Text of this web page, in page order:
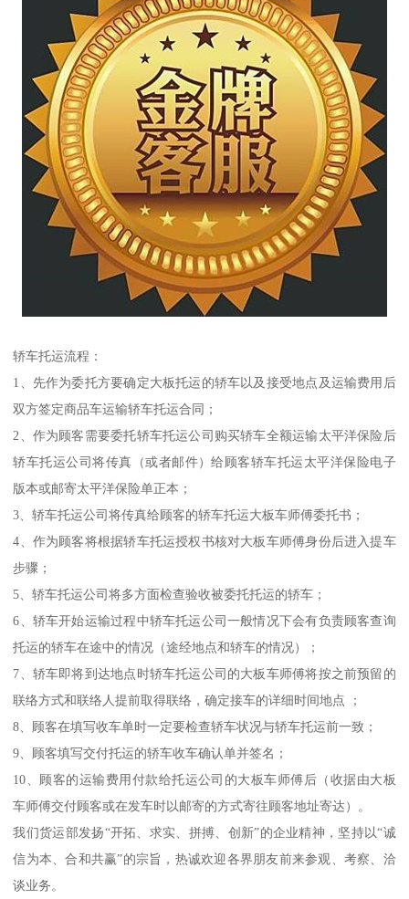
轿车托运流程：
1、先作为委托方要确定大板托运的轿车以及接受地点及运输费用后
双方签定商品车运输轿车托运合同；
2、作为顾客需要委托轿车托运公司购买轿车全额运输太平洋保险后
轿车托运公司将传真（或者邮件）给顾客轿车托运太平洋保险电子
版本或邮寄太平洋保险单正本；
3、轿车托运公司将传真给顾客的轿车托运大板车师傅委托书；
4、作为顾客将根据轿车托运授权书核对大板车师傅身份后进入提车
步骤；
5、轿车托运公司将多方面检查验收被委托托运的轿车；
6、轿车开始运输过程中轿车托运公司一般情况下会有负责顾客查询
托运的轿车在途中的情况（途经地点和轿车的情况）；
7、轿车即将到达地点时轿车托运公司的大板车师傅将按之前预留的
联络方式和联络人提前取得联络，确定接车的详细时间地点 ；
8、顾客在填写收车单时一定要检查轿车状况与轿车托运前一致；
9、顾客填写交付托运的轿车收车确认单并签名；
10、顾客的运输费用付款给托运公司的大板车师傅后（收据由大板
车师傅交付顾客或在发车时以邮寄的方式寄往顾客地址寄达）。
我们货运部发扬“开拓、求实、拼搏、创新”的企业精神，坚持以“诚
信为本、合和共赢”的宗旨，热诚欢迎各界朋友前来参观、考察、洽
谈业务。